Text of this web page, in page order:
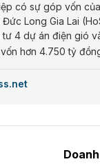
có sự góp vốn
Long Gia Lai
4 dự án điện gió
hơn 4.750 tỷ
công nghiệp công